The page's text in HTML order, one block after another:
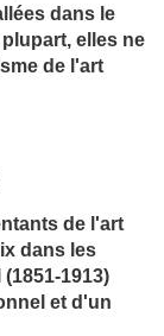
dans le
elles ne
de l'art
de l'art
dans les
1913)
et d'un